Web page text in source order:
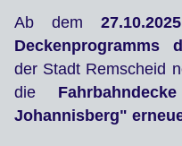
Ab dem
Deckenprogramms
der Stadt Remscheid
die Fahrbahndecke
Johannisberg"